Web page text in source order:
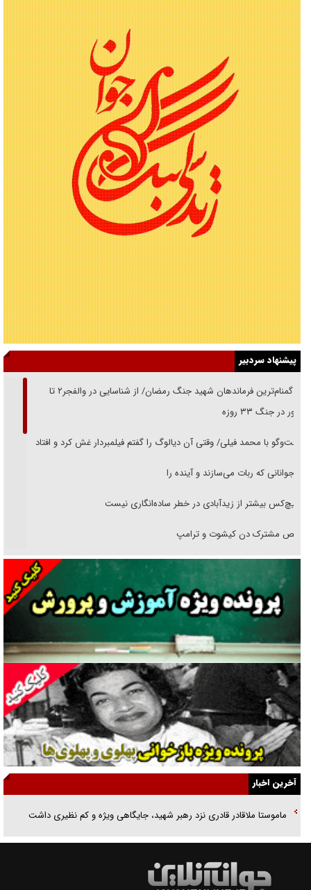
پیشنهاد سردبیر
از گمنام‌ترین فرماندهان شهید جنگ رمضان/ از شناسایی در والفجر۲ تا
حضور در جنگ ۳۳ روزه
گفت‌وگو با محمد فیلی/ وقتی آن دیالوگ را گفتم فیلمبردار غش کرد و افتاد
نوجوانانی که ربات می‌سازند و آینده را
هیچ‌کس بیشتر از زیدآبادی در خطر ساده‌انگاری نیست
رقص مشترک دن کیشوت و ترامپ
دنده دولت به واگذاری مسئله‌دار ایران‌خودرو/ خصوصی‌سازی یا انحصار؟
غریزه‌ی بقا و آقای باقی و رفقا
جراحی‌های زیبایی با مدرک فوق‌دیپلم! + گفت‌وگو با متهم
گفت‌وگو با همسر یکی از شهدای جنگ رمضان/ پیکر بی‌سر شهید را از
انگشت‌های پا شناسایی کردیم
نسلی که آنلاین الگو می‌گیرد
گفت‌وگو با آیت‌الله جاودان/ جفای مخالفان مکانت معنوی رهبر شهید را
ارتقا می‌داد
راننده مست به قانون می‌خندد
همه آقای دوربینی شده‌ایم!
آیا مقاومت فلسطین خلع‌سلاح می‌شود؟
آخرین اخبار
ماموستا ملاقادر قادری نزد رهبر شهید، جایگاهی ویژه و کم‌ نظیری داشت